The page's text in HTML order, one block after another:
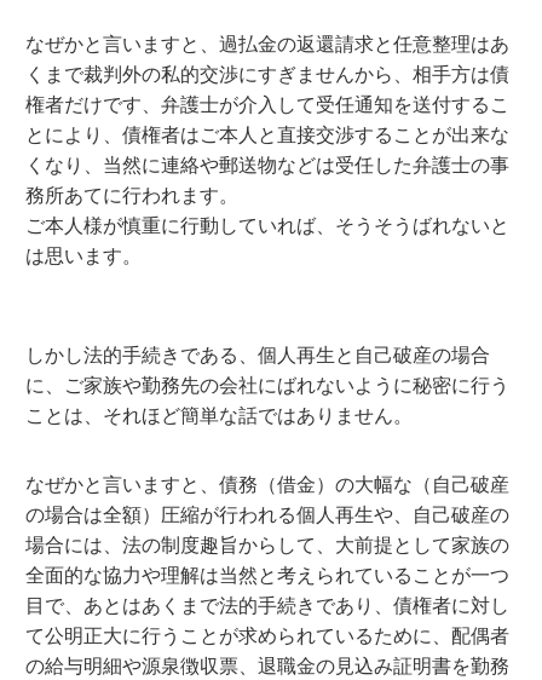
なぜかと言いますと、過払金の返還請求と任意整理はあ
くまで裁判外の私的交渉にすぎませんから、相手方は債
権者だけです、弁護士が介入して受任通知を送付するこ
とにより、債権者はご本人と直接交渉することが出来な
くなり、当然に連絡や郵送物などは受任した弁護士の事
務所あてに行われます。
ご本人様が慎重に行動していれば、そうそうばれないと
は思います。
しかし法的手続きである、個人再生と自己破産の場合
に、ご家族や勤務先の会社にばれないように秘密に行う
ことは、それほど簡単な話ではありません。
なぜかと言いますと、債務（借金）の大幅な（自己破産
の場合は全額）圧縮が行われる個人再生や、自己破産の
場合には、法の制度趣旨からして、大前提として家族の
全面的な協力や理解は当然と考えられていることが一つ
目で、あとはあくまで法的手続きであり、債権者に対し
て公明正大に行うことが求められているために、配偶者
の給与明細や源泉徴収票、退職金の見込み証明書を勤務